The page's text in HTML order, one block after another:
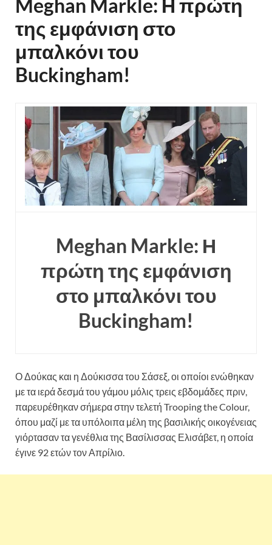
Meghan Markle: Η πρώτη
της εμφάνιση στο
μπαλκόνι του
Buckingham!
Meghan Markle: Η
πρώτη της εμφάνιση
στο μπαλκόνι του
Buckingham!
Ο Δούκας και η Δούκισσα του Σάσεξ, οι οποίοι ενώθηκαν
με τα ιερά δεσμά του γάμου μόλις τρεις εβδομάδες πριν,
παρευρέθηκαν σήμερα στην τελετή Trooping the Colour,
όπου μαζί με τα υπόλοιπα μέλη της βασιλικής οικογένειας
γιόρτασαν τα γενέθλια της Βασίλισσας Ελισάβετ, η οποία
έγινε 92 ετών τον Απρίλιο.